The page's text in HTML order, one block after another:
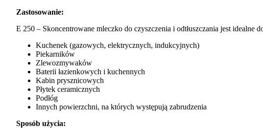
Zastosowanie:
E 250 – Skoncentrowane mleczko do czyszczenia i odtłuszczania jest idealne
Kuchenek (gazowych, elektrycznych, indukcyjnych)
Piekarników
Zlewozmywaków
Baterii łazienkowych i kuchennych
Kabin prysznicowych
Płytek ceramicznych
Podłóg
Innych powierzchni, na których występują zabrudzenia
Sposób użycia: